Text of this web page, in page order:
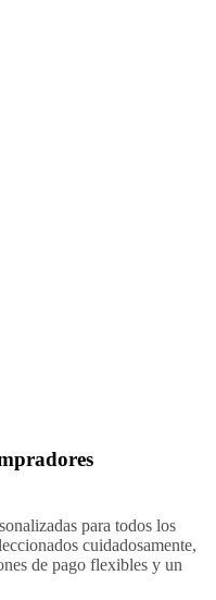
para todos los
cuidadosamente,
de pago flexibles y un